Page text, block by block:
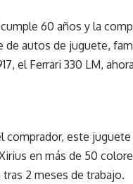
60 años y la
de autos de juguete,
el Ferrari 330 LM,
comprador, este
en más de 50
2 meses de trabajo.